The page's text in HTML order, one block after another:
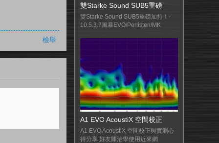
檢舉
雙Starke Sound SUB5重磅
雙Starke Sound SUB5重磅加持！-
10.5.3.7風暴EVO/Perlisten/MK
A1 EVO AcoustiX 空間校正
A1 EVO AcoustiX 空間校正與實測心
得分享 好友陳治學使用近來網